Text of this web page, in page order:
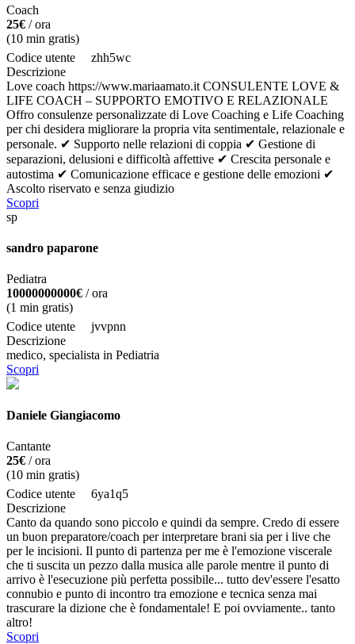
Coach
25€ / ora
(10 min gratis)
Codice utente
zhh5wc
Descrizione
Love coach https://www.mariaamato.it CONSULENTE LOVE &
LIFE COACH – SUPPORTO EMOTIVO E RELAZIONALE
Offro consulenze personalizzate di Love Coaching e Life Coaching
per chi desidera migliorare la propria vita sentimentale, relazionale e
personale. ✔ Supporto nelle relazioni di coppia ✔ Gestione di
separazioni, delusioni e difficoltà affettive ✔ Crescita personale e
autostima ✔ Comunicazione efficace e gestione delle emozioni ✔
Ascolto riservato e senza giudizio
Scopri
sp
sandro paparone
Pediatra
10000000000€ / ora
(1 min gratis)
Codice utente
jvvpnn
Descrizione
medico, specialista in Pediatria
Scopri
Daniele Giangiacomo
Cantante
25€ / ora
(10 min gratis)
Codice utente
6ya1q5
Descrizione
Canto da quando sono piccolo e quindi da sempre. Credo di essere
un buon preparatore/coach per interpretare brani sia per i live che
per le incisioni. Il punto di partenza per me è l'emozione viscerale
che ti suscita un pezzo dalla musica alle parole mentre il punto di
arrivo è l'esecuzione più perfetta possibile... tutto dev'essere l'esatto
connubio e punto di incontro tra emozione e tecnica senza mai
trascurare la dizione che è fondamentale! E poi ovviamente.. tanto
altro!
Scopri